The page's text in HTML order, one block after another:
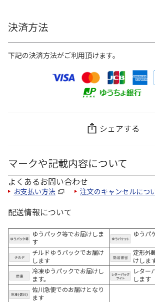
決済方法
下記の決済方法がご利用頂けます。
シェアする
マークや記載内容について
よくあるお問い合わせ
お支払い方法 注文のキャンセルにつ
配送情報について
ゆうパック等でお届けしま
す
ゆうパ
チルドゆうパックでお届け
します
定形外
けしま
冷凍ゆうパックでお届けし
ます。
レター
します
佐川急便でのお届けとなり
ます